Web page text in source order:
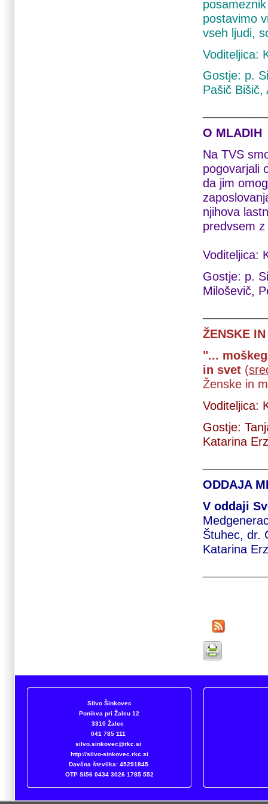
postavimo
vseh ljudi,
Voditeljica:
Gostje: p.
Pašič Bišič,
O MLADIH
Na TVS
pogovarjali
da jim
njihova
predvsem
Voditeljica:
Gostje: p.
Miloševič,
ŽENSKE
"...
in svet (
Ženske in
Voditeljica:
Gostje:
Katarina
ODDAJA
V oddaji
Štuhec, dr.
Katarina
Silvo Šinkovec
Ponikva pri Žalcu 12
3310 Žalec
041 785 111
silvo.sinkovec@rkc.si
http://silvo-sinkovec.rkc.si
Davčna številka: 45291845
OTP SI56 0434 3026 1785 552